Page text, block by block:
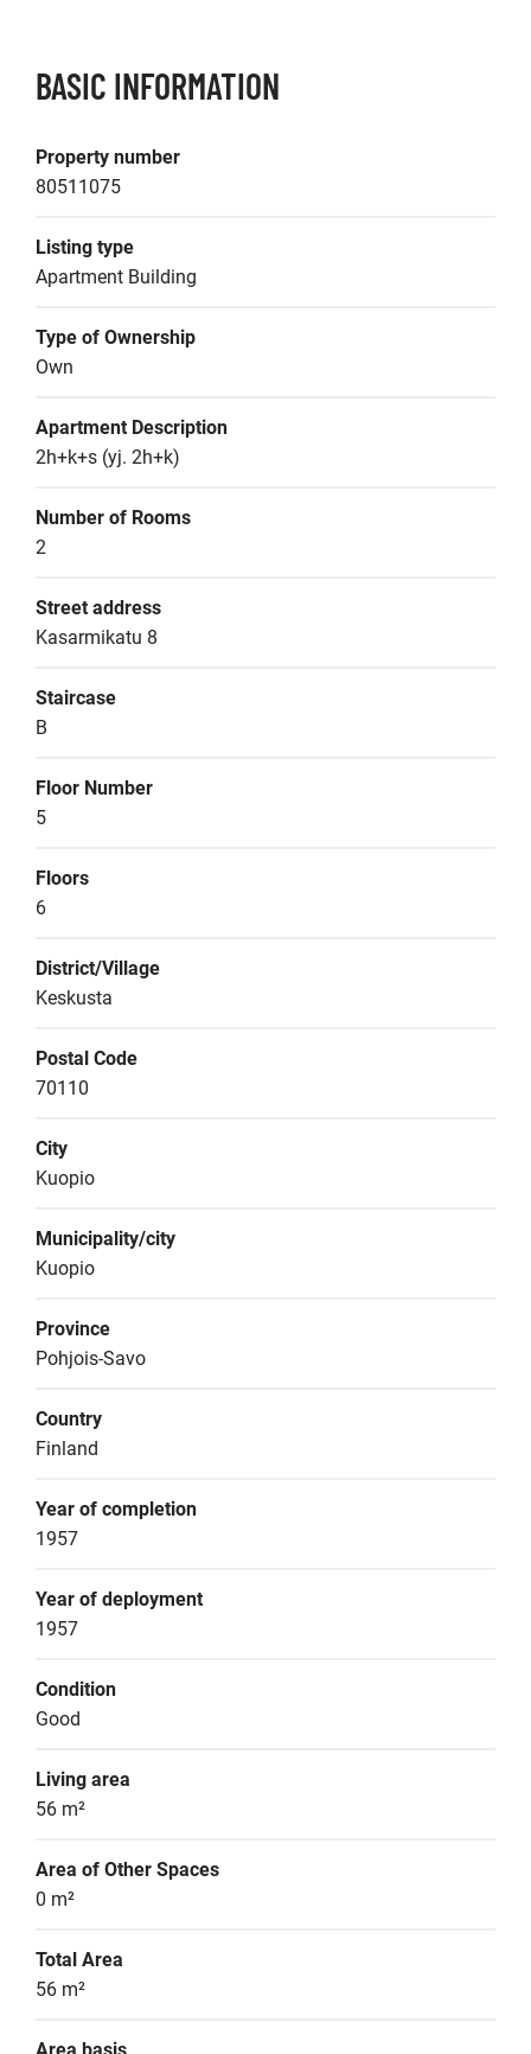
BASIC INFORMATION
Property number
80511075
Listing type
Apartment Building
Type of Ownership
Own
Apartment Description
2h+k+s (yj. 2h+k)
Number of Rooms
2
Street address
Kasarmikatu 8
Staircase
B
Floor Number
5
Floors
6
District/Village
Keskusta
Postal Code
70110
City
Kuopio
Municipality/city
Kuopio
Province
Pohjois-Savo
Country
Finland
Year of completion
1957
Year of deployment
1957
Condition
Good
Living area
56 m²
Area of Other Spaces
0 m²
Total Area
56 m²